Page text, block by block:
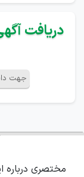
دریافت
جهت
مختصری درباره